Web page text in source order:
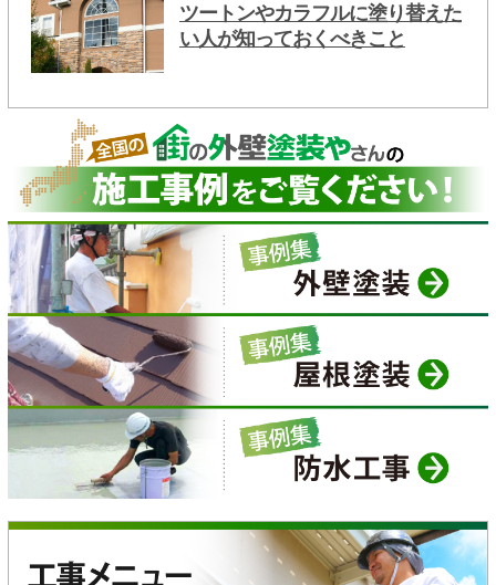
ツートンやカラフルに塗り替えた
い人が知っておくべきこと